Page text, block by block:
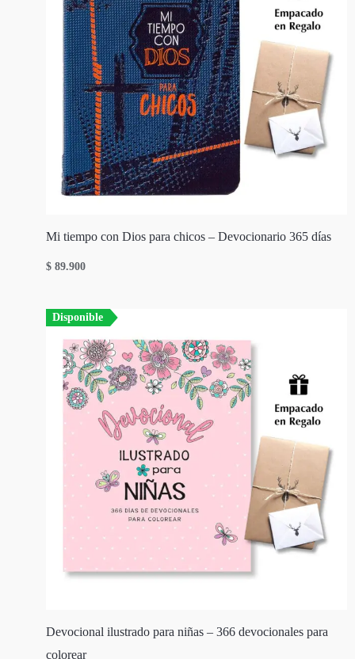
Mi tiempo con Dios para chicos – Devocionario 365 días
$ 89.900
Disponible
Devocional ilustrado para niñas – 366 devocionales para
colorear